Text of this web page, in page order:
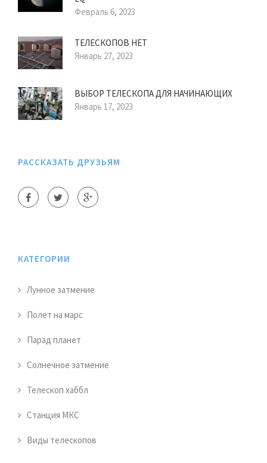
Февраль 6, 2023
ТЕЛЕСКОПОВ НЕТ
Январь 27, 2023
ВЫБОР ТЕЛЕСКОПА ДЛЯ НАЧИНАЮЩИХ
Январь 17, 2023
РАССКАЗАТЬ ДРУЗЬЯМ
КАТЕГОРИИ
Лунное затмение
Полет на марс
Парад планет
Солнечное затмение
Телескоп хаббл
Станция МКС
Виды телескопов